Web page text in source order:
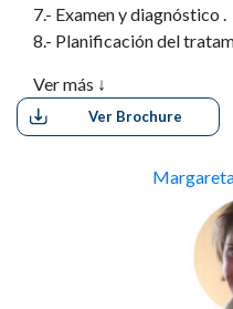
Ver Brochure
7.- Examen y diagnóstico .
8.- Planificación del
10.- Retención de las
11.- Prótesis dental total
13.- Revestido y rebasado
14.- Prótesis dental
15.- Prótesis dental
Ver más ↓